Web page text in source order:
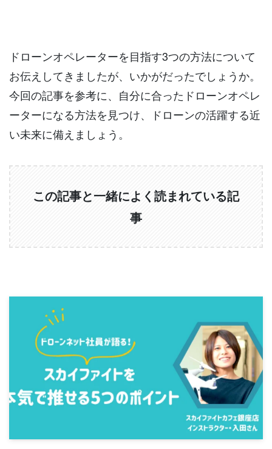
ドローンオペレーターを目指す3つの方法について
お伝えしてきましたが、いかがだったでしょうか。
今回の記事を参考に、自分に合ったドローンオペレ
ーターになる方法を見つけ、ドローンの活躍する近
い未来に備えましょう。
この記事と一緒によく読まれている記
事